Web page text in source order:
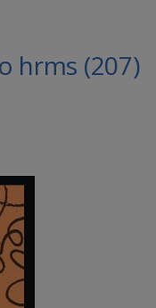
hrms (207)